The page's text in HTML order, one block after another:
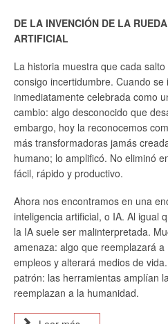
DE LA INVENCIÓN DE LA
ARTIFICIAL
La historia muestra que cada
consigo incertidumbre. Cuando
inmediatamente celebrada como
cambio: algo desconocido que
embargo, hoy la reconocemos
más transformadoras jamás
humano; lo amplificó. No eliminó
fácil, rápido y productivo.
Ahora nos encontramos en una
inteligencia artificial, o IA. Al igual
la IA suele ser malinterpretada.
amenaza: algo que reemplazará
empleos y alterará medios de
patrón: las herramientas amplían
reemplazan a la humanidad.